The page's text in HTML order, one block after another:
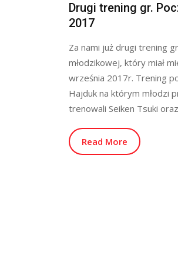
Drugi trening gr.
2017
Za nami już drugi trening
młodzikowej, który miał
września 2017r. Trening
Hajduk na którym młodzi
trenowali Seiken Tsuki
Read More